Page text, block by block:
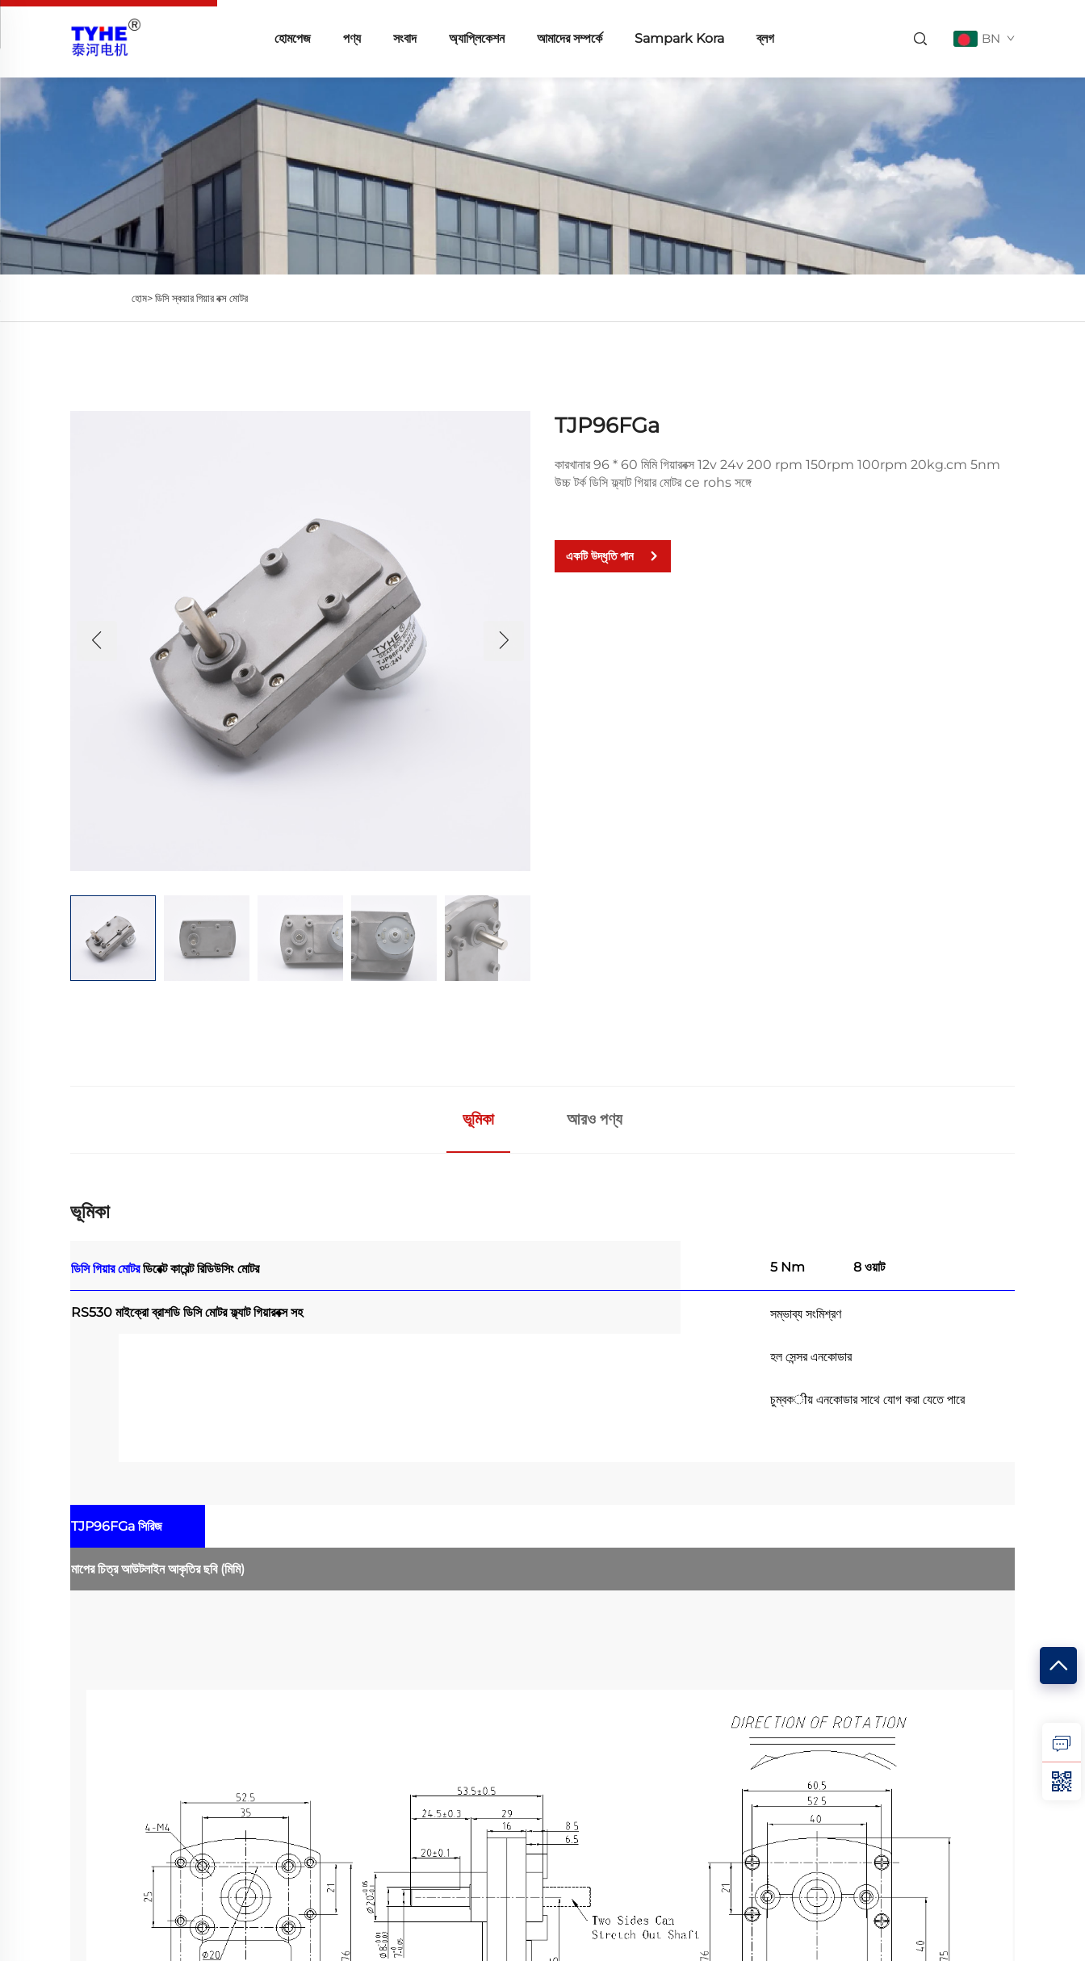
হোমপেজ পণ্য সংবাদ অ্যাপ্লিকেশন আমাদের সম্পর্কে Sampark Kora ব্লগ BN
হোম>ডিসি স্কয়ার গিয়ার বক্স মোটর
TJP96FGa
কারখানার 96 * 60 মিমি গিয়ারবক্স 12v 24v 200 rpm 150rpm 100rpm 20kg.cm 5nm
উচ্চ টর্ক ডিসি ফ্ল্যাট গিয়ার মোটর ce rohs সঙ্গে
একটি উদ্ধৃতি পান
ভূমিকা আরও পণ্য
ভূমিকা
ডিসি গিয়ার মোটরডিরেক্ট কারেন্ট রিডিউসিং মোটর 5 Nm 8 ওয়াট
RS530 মাইক্রো ব্রাশডি ডিসি মোটর ফ্ল্যাট গিয়ারবক্স সহ সম্ভাব্য সংমিশ্রণ
হল সেন্সর এনকোডার
চুম্বকीয় এনকোডার সাথে যোগ করা যেতে পারে
TJP96FGa সিরিজ
মাপের চিত্রআউটলাইন আকৃতির ছবি (মিমি)